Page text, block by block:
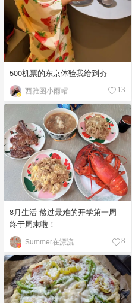
500机票的东京体验我给到夯
西雅图小雨帽 13
8月生活 熬过最难的开学第一周
终于周末啦！
Summer在漂流 8